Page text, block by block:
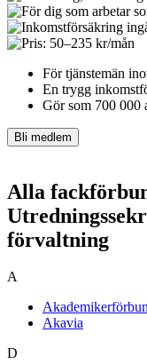
För tjänstemän
En trygg
Gör som 700 000
Bli medlem
Alla
förvaltning
A
Akavia
D